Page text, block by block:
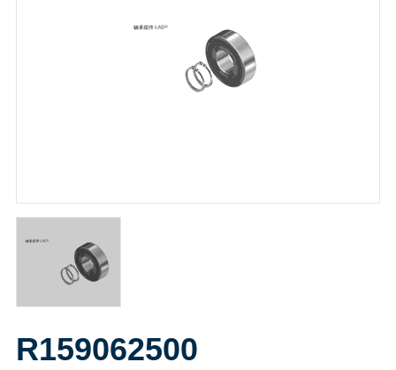
R159062500